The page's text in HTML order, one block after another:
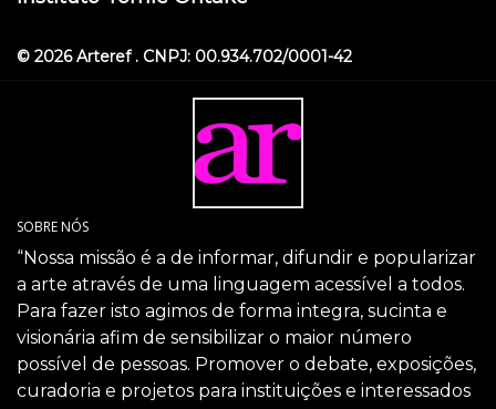
© 2026 Arteref . CNPJ: 00.934.702/0001-42
SOBRE NÓS
“Nossa missão é a de informar, difundir e popularizar
a arte através de uma linguagem acessível a todos.
Para fazer isto agimos de forma integra, sucinta e
visionária afim de sensibilizar o maior número
possível de pessoas. Promover o debate, exposições,
curadoria e projetos para instituições e interessados